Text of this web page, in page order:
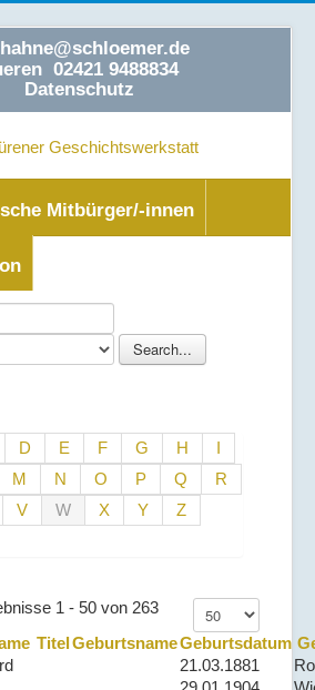
02421 9488834
Datenschutz
Mitbürger/-innen
D E F G H
I
M N O P Q
R
V W X Y
Z
1 - 50 von 263
TitelGeburtsnameGeburtsdatum
21.03.1881